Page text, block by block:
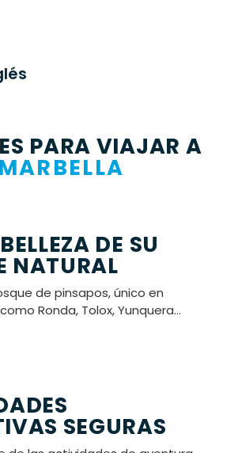
PARA VIAJAR A
MARBELLA
DE SU
NATURAL
de pinsapos, único en
Ronda, Tolox, Yunquera…
SEGURAS